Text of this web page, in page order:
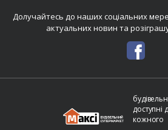
Долучайтесь до наших соціальних
актуальних новин та
доступні
кожного